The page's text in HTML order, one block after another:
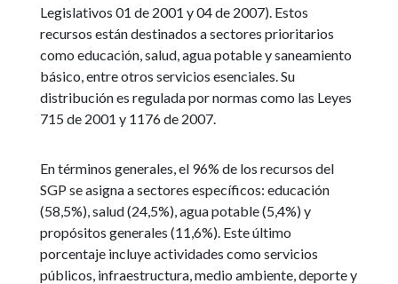
Legislativos 01 de 2001 y 04 de 2007). Estos
recursos están destinados a sectores prioritarios
como educación, salud, agua potable y saneamiento
básico, entre otros servicios esenciales. Su
distribución es regulada por normas como las Leyes
715 de 2001 y 1176 de 2007.
En términos generales, el 96% de los recursos del
SGP se asigna a sectores específicos: educación
(58,5%), salud (24,5%), agua potable (5,4%) y
propósitos generales (11,6%). Este último
porcentaje incluye actividades como servicios
públicos, infraestructura, medio ambiente, deporte y